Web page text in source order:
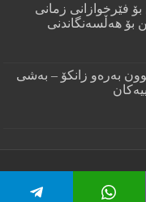
بۆ فێرخوازانى زمانى
بۆ هه‌ڵسه‌نگاندنى
بەرەو زانکۆ – بەشی